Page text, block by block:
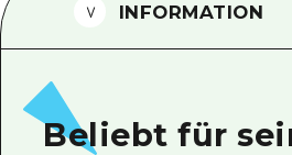
FAQs
INFORMATION
Beliebt für